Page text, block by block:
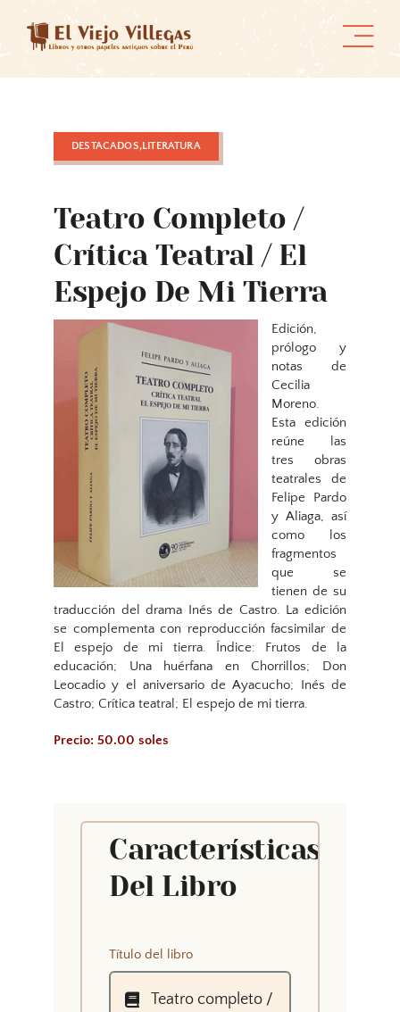
content
DESTACADOS,LITERATURA
Teatro Completo /
Crítica Teatral / El
Espejo De Mi Tierra
Edición,
prólogo y
notas de
Cecilia
Moreno.
Esta edición
reúne las
tres obras
teatrales de
Felipe Pardo
y Aliaga, así
como los
fragmentos
que se
tienen de su
traducción del drama Inés de Castro. La edición
se complementa con reproducción facsimilar de
El espejo de mi tierra. Índice: Frutos de la
educación; Una huérfana en Chorrillos; Don
Leocadio y el aniversario de Ayacucho; Inés de
Castro; Crítica teatral; El espejo de mi tierra.
Precio: 50.00 soles
Características
Del Libro
Título del libro